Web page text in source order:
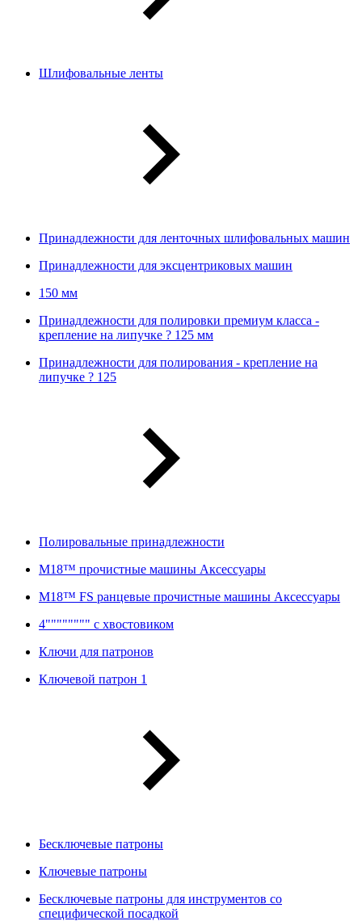
Шлифовальные ленты
Принадлежности для ленточных шлифовальных машин
Принадлежности для эксцентриковых машин
150 мм
Принадлежности для полировки премиум класса -
крепление на липучке ? 125 мм
Принадлежности для полирования - крепление на
липучке ? 125
Полировальные принадлежности
M18™ прочистные машины Аксессуары
M18™ FS ранцевые прочистные машины Аксессуары
4"""""""" с хвостовиком
Ключи для патронов
Ключевой патрон 1
Бесключевые патроны
Ключевые патроны
Бесключевые патроны для инструментов со
специфической посадкой